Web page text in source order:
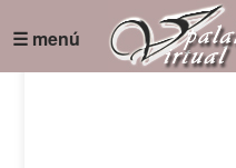
☰ menú